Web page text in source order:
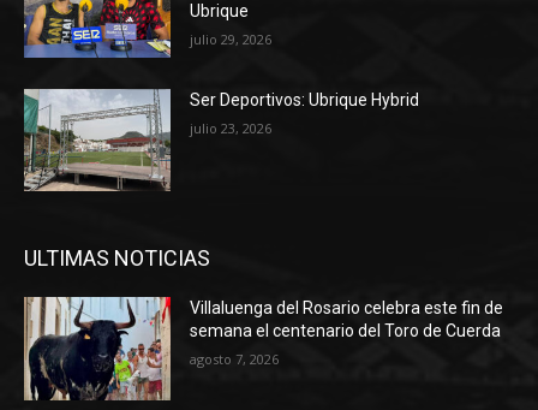
Ubrique
julio 29, 2026
Ser Deportivos: Ubrique Hybrid
julio 23, 2026
ULTIMAS NOTICIAS
Villaluenga del Rosario celebra este fin de
semana el centenario del Toro de Cuerda
agosto 7, 2026